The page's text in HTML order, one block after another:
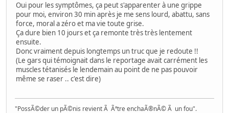
Oui pour les symptômes, ça peut s'apparenter à une grippe
pour moi, environ 30 min après je me sens lourd, abattu, sans
force, moral a zéro et ma vie toute grise.
Ça dure bien 10 jours et ça remonte très très lentement
ensuite.
Donc vraiment depuis longtemps un truc que je redoute !!
(Le gars qui témoignait dans le reportage avait carrément les
muscles tétanisés le lendemain au point de ne pas pouvoir
même se raser .. c'est dire)
"PossÃ©der un pÃ©nis revient Ã Ãªtre enchaÃ®nÃ© Ã un fou".